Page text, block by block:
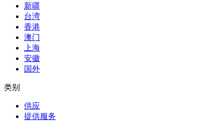
新疆
台湾
香港
澳门
上海
安徽
国外
类别
供应
提供服务